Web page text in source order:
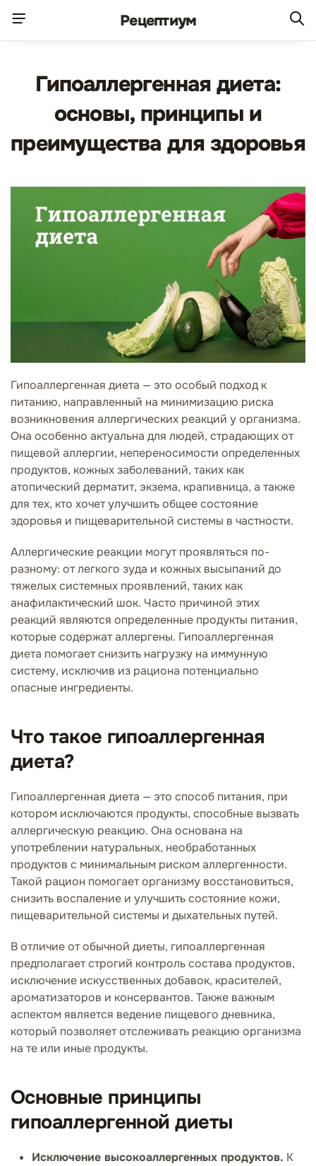
Рецептиум
Гипоаллергенная диета:
основы, принципы и
преимущества для здоровья
Гипоаллергенная диета — это особый подход к
питанию, направленный на минимизацию риска
возникновения аллергических реакций у организма.
Она особенно актуальна для людей, страдающих от
пищевой аллергии, непереносимости определенных
продуктов, кожных заболеваний, таких как
атопический дерматит, экзема, крапивница, а также
для тех, кто хочет улучшить общее состояние
здоровья и пищеварительной системы в частности.
Аллергические реакции могут проявляться по-
разному: от легкого зуда и кожных высыпаний до
тяжелых системных проявлений, таких как
анафилактический шок. Часто причиной этих
реакций являются определенные продукты питания,
которые содержат аллергены. Гипоаллергенная
диета помогает снизить нагрузку на иммунную
систему, исключив из рациона потенциально
опасные ингредиенты.
Что такое гипоаллергенная
диета?
Гипоаллергенная диета — это способ питания, при
котором исключаются продукты, способные вызвать
аллергическую реакцию. Она основана на
употреблении натуральных, необработанных
продуктов с минимальным риском аллергенности.
Такой рацион помогает организму восстановиться,
снизить воспаление и улучшить состояние кожи,
пищеварительной системы и дыхательных путей.
В отличие от обычной диеты, гипоаллергенная
предполагает строгий контроль состава продуктов,
исключение искусственных добавок, красителей,
ароматизаторов и консервантов. Также важным
аспектом является ведение пищевого дневника,
который позволяет отслеживать реакцию организма
на те или иные продукты.
Основные принципы
гипоаллергенной диеты
Исключение высокоаллергенных продуктов. К